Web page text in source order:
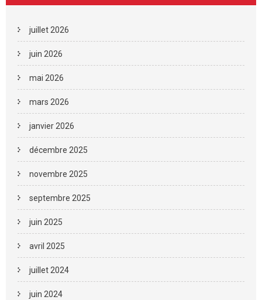
juillet 2026
juin 2026
mai 2026
mars 2026
janvier 2026
décembre 2025
novembre 2025
septembre 2025
juin 2025
avril 2025
juillet 2024
juin 2024